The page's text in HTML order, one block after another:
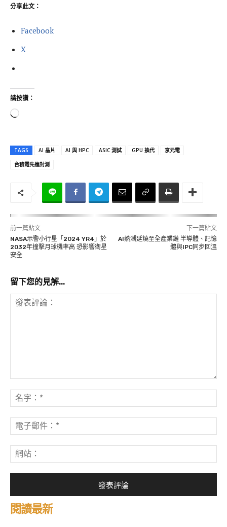
分享此文：
Facebook
X
請按讚：
正
入
.
.
TAGS AI 晶片 AI 與 HPC ASIC 測試 GPU 換代
京元電
台積電先進封測
前一篇貼文
NASA示警小行星「2024 YR4」於
2032年撞擊月球機率高 恐影響衛星
安全
下一篇貼文
AI熱潮延燒至全產業鏈 半導體、記憶
體與IPC同步回溫
留下您的見解...
表
評
論：
字
*
子
郵
*站
閱讀最新